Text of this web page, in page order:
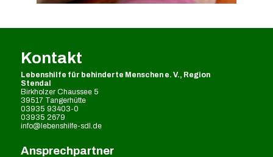
Kontakt
Lebenshilfe für behinderte Menschen e. V., Region
Stendal
Birkholzer Chaussee 5
39517 Tangerhütte
03935 93403-0
03935 2679
info@lebenshilfe-sdl.de
Ansprechpartner